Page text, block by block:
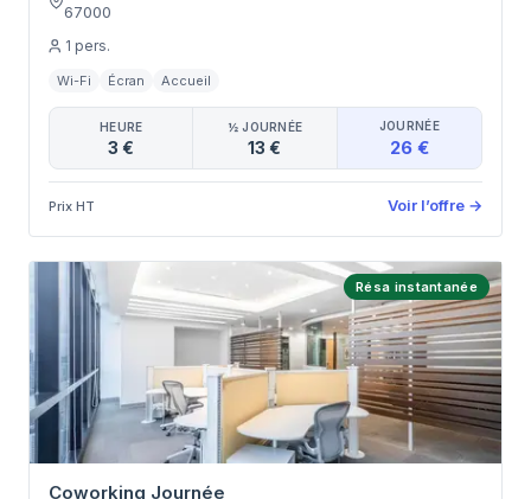
67000
1 pers.
Wi-Fi Écran Accueil
HEURE
3 €
½ JOURNÉE
13 €
JOURNÉE
26 €
Prix HT Voir l’offre →
Résa instantanée
Coworking Journée